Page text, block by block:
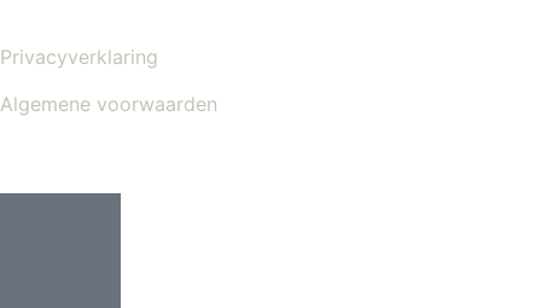
Privacyverklaring
Algemene voorwaarden